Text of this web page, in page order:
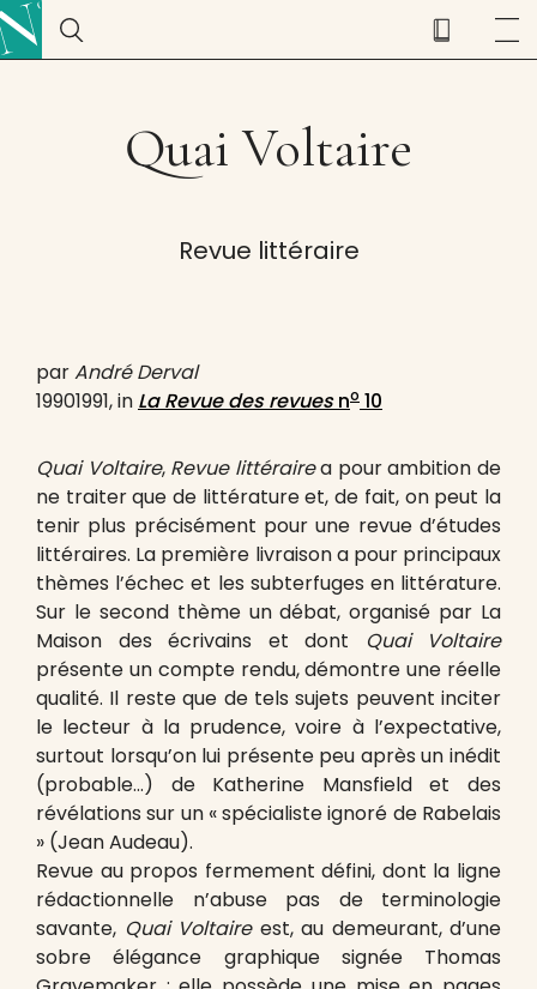
Quai Voltaire
Revue littéraire
parAndré Derval
19901991, in La Revue des revuesno 10
Quai Voltaire, Revue littérairea pour ambition de
ne traiter que de littérature et, de fait, on peut la
tenir plus précisément pour une revue d’études
littéraires. La première livraison a pour principaux
thèmes l’échec et les subterfuges en littérature.
Sur le second thème un débat, organisé par La
Maison des écrivains et dont
Quai Voltaire
présente un compte rendu, démontre une réelle
qualité. Il reste que de tels sujets peuvent inciter
le lecteur à la prudence, voire à l’expectative,
surtout lorsqu’on lui présente peu après un inédit
(probable…) de Katherine Mansfield et des
révélations sur un « spécialiste ignoré de Rabelais
» (Jean Audeau).
Revue au propos fermement défini, dont la ligne
rédactionnelle n’abuse pas de terminologie
savante, Quai Voltaireest, au demeurant, d’une
sobre élégance graphique signée Thomas